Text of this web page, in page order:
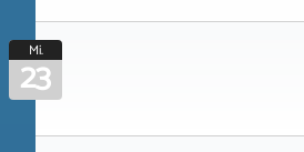
Mi.
23